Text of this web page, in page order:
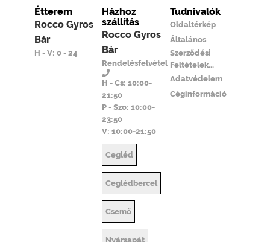
Étterem
Rocco Gyros
Bár
H - V: 0 - 24
Házhoz
szállítás
Rocco Gyros
Bár
Rendelésfelvétel
H - Cs: 10:00-
21:50
P - Szo: 10:00-
23:50
V: 10:00-21:50
Cegléd
Ceglédbercel
Csemő
Nyársapát
Tudnivalók
Oldaltérkép
Általános
Szerződési
Feltételek...
Adatvédelem
Céginformáció